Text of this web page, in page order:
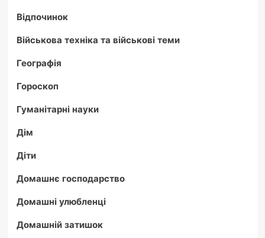
Відпочинок
Військова техніка та військові теми
Географія
Гороскоп
Гуманітарні науки
Дім
Діти
Домашнє господарство
Домашні улюбленці
Домашній затишок